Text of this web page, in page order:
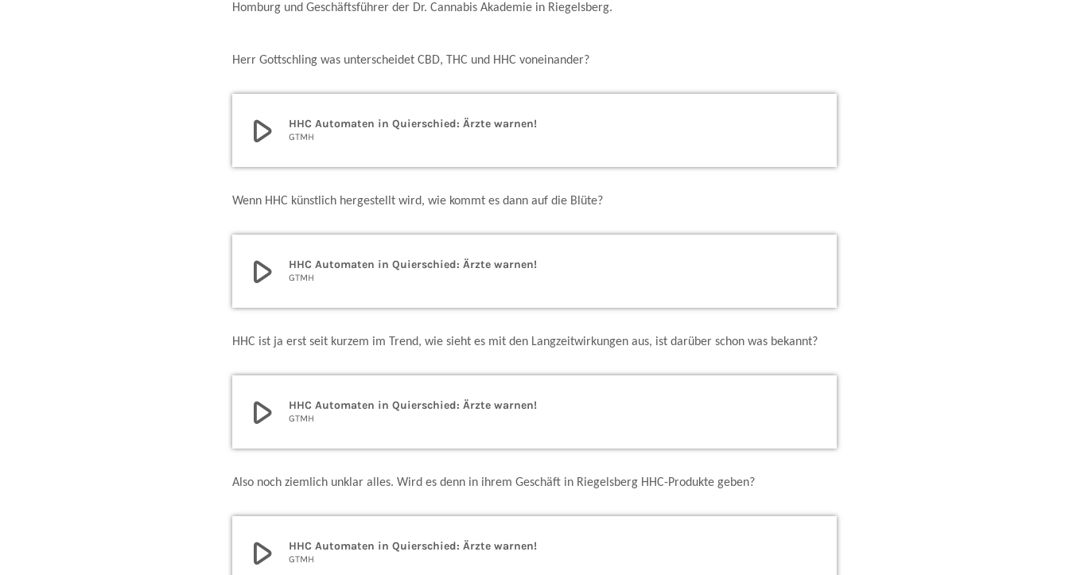
Homburg und Geschäftsführer der Dr. Cannabis Akademie in Riegelsberg.
Herr Gottschling was unterscheidet CBD, THC und HHC voneinander?
play_arrow HHC Automaten in Quierschied: Ärzte warnen!
GTMH
Wenn HHC künstlich hergestellt wird, wie kommt es dann auf die Blüte?
play_arrow HHC Automaten in Quierschied: Ärzte warnen!
GTMH
HHC ist ja erst seit kurzem im Trend, wie sieht es mit den Langzeitwirkungen aus, ist darüber schon was bekannt?
play_arrow HHC Automaten in Quierschied: Ärzte warnen!
GTMH
Also noch ziemlich unklar alles. Wird es denn in ihrem Geschäft in Riegelsberg HHC-Produkte geben?
play_arrow HHC Automaten in Quierschied: Ärzte warnen!
GTMH